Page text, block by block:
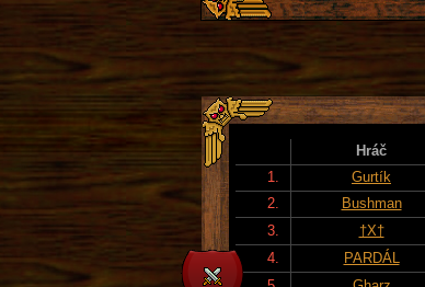
Hráč
1.
Gurtík
2.
Bushman
3.
†X†
4.
PARDÁL